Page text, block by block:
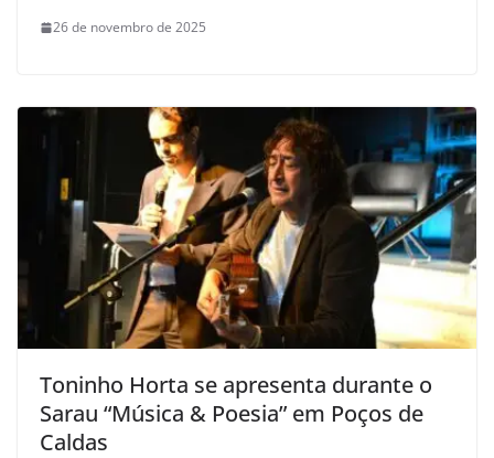
26 de novembro de 2025
Toninho Horta se apresenta durante o
Sarau “Música & Poesia” em Poços de
Caldas